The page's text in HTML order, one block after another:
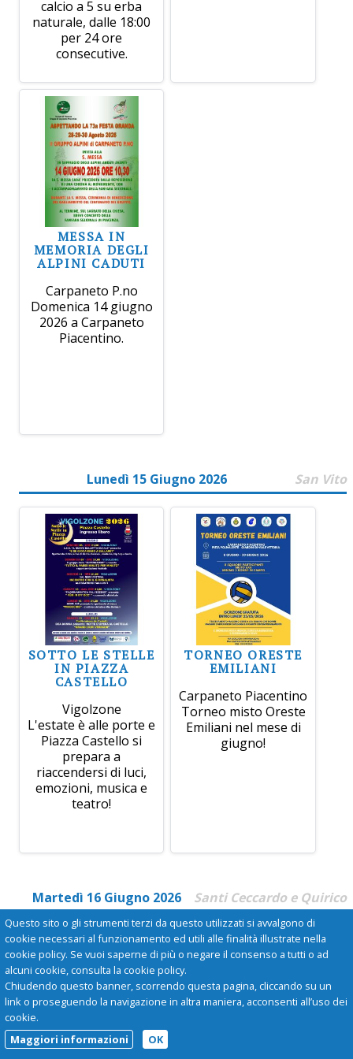
calcio a 5 su erba
naturale, dalle 18:00
per 24 ore
consecutive.
MESSA IN
MEMORIA DEGLI
ALPINI CADUTI
Carpaneto P.no
Domenica 14 giugno
2026 a Carpaneto
Piacentino.
Lunedì 15 Giugno 2026 San Vito
SOTTO LE STELLE
IN PIAZZA
CASTELLO
Vigolzone
L'estate è alle porte e
Piazza Castello si
prepara a
riaccendersi di luci,
emozioni, musica e
teatro!
TORNEO ORESTE
EMILIANI
Carpaneto Piacentino
Torneo misto Oreste
Emiliani nel mese di
giugno!
Martedì 16 Giugno 2026 Santi Ceccardo e Quirico
Questo sito o gli strumenti terzi da questo utilizzati si avvalgono di
cookie necessari al funzionamento ed utili alle finalità illustrate nella
cookie policy. Se vuoi saperne di più o negare il consenso a tutti o ad
alcuni cookie, consulta la cookie policy.
Chiudendo questo banner, scorrendo questa pagina, cliccando su un
link o proseguendo la navigazione in altra maniera, acconsenti all’uso dei
cookie.
Maggiori informazioni
OK